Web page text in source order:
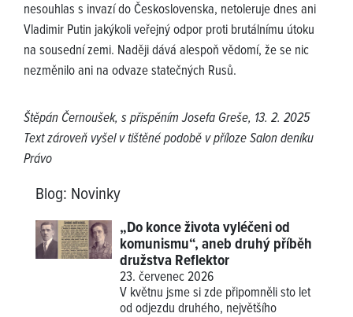
nesouhlas s invazí do Československa, netoleruje dnes ani
Vladimir Putin jakýkoli veřejný odpor proti brutálnímu útoku
na sousední zemi. Naději dává alespoň vědomí, že se nic
nezměnilo ani na odvaze statečných Rusů.
Štěpán Černoušek, s přispěním Josefa Greše, 13. 2. 2025
Text zároveň vyšel v tištěné podobě v příloze Salon deníku
Právo
Blog: Novinky
„Do konce života vyléčeni od
komunismu“, aneb druhý příběh
družstva Reflektor
23. červenec 2026
V květnu jsme si zde připomněli sto let
od odjezdu druhého, největšího